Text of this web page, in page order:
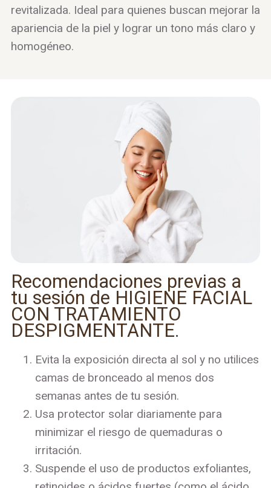
revitalizada. Ideal para quienes buscan mejorar la
apariencia de la piel y lograr un tono más claro y
homogéneo.
Recomendaciones previas a
tu sesión de HIGIENE FACIAL
CON TRATAMIENTO
DESPIGMENTANTE.
Evita la exposición directa al sol y no utilices
camas de bronceado al menos dos
semanas antes de tu sesión.
Usa protector solar diariamente para
minimizar el riesgo de quemaduras o
irritación.
Suspende el uso de productos exfoliantes,